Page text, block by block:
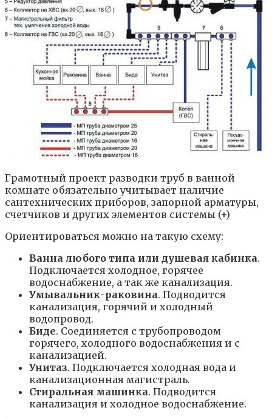
Грамотный проект разводки труб в ванной
комнате обязательно учитывает наличие
сантехнических приборов, запорной арматуры,
счетчиков и других элементов системы (+)
Ориентироваться можно на такую схему:
Ванна любого типа или душевая кабинка.
Подключается холодное, горячее
водоснабжение, а так же канализация.
Умывальник-раковина. Подводится
канализация, горячий и холодный
водопровод.
Биде. Соединяется с трубопроводом
горячего, холодного водоснабжения и с
канализацией.
Унитаз. Подключается холодная вода и
канализационная магистраль.
Стиральная машинка. Подводится
канализация и холодное водоснабжение.